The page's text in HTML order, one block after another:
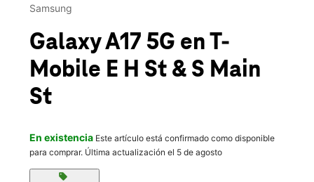
Lun.:10:00 a.m. a 8:00 p.m.
location_on
11 E H St Ste E Deer Park, WA 99006
Samsung
Galaxy A17 5G en T-
Mobile E H St & S Main
St
En existencia Este artículo está confirmado como disponible
para comprar. Última actualización el 5 de agosto
sell